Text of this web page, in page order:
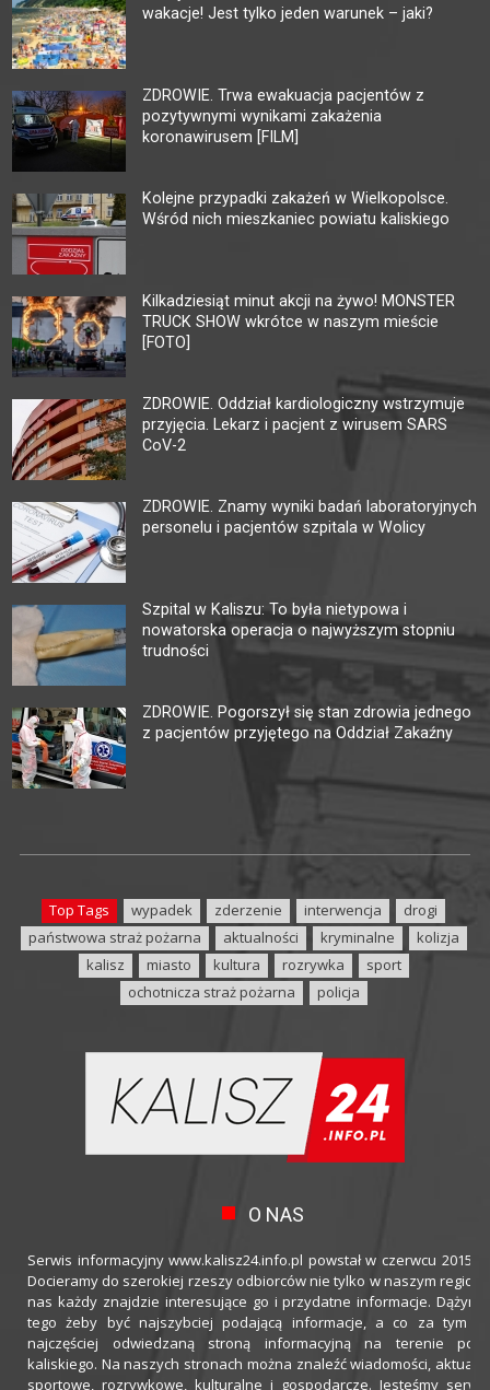
wakacje! Jest tylko jeden warunek – jaki?
ZDROWIE. Trwa ewakuacja pacjentów z
pozytywnymi wynikami zakażenia
koronawirusem [FILM]
Kolejne przypadki zakażeń w Wielkopolsce.
Wśród nich mieszkaniec powiatu kaliskiego
Kilkadziesiąt minut akcji na żywo! MONSTER
TRUCK SHOW wkrótce w naszym mieście
[FOTO]
ZDROWIE. Oddział kardiologiczny wstrzymuje
przyjęcia. Lekarz i pacjent z wirusem SARS
CoV-2
ZDROWIE. Znamy wyniki badań laboratoryjnych
personelu i pacjentów szpitala w Wolicy
Szpital w Kaliszu: To była nietypowa i
nowatorska operacja o najwyższym stopniu
trudności
ZDROWIE. Pogorszył się stan zdrowia jednego
z pacjentów przyjętego na Oddział Zakaźny
Top Tags wypadek zderzenie interwencja
drogi
państwowa straż pożarna
aktualności kryminalne
kolizja
kalisz
miasto kultura rozrywka
sport
ochotnicza straż pożarna
policja
O NAS
Serwis informacyjny www.kalisz24.info.pl powstał w czerwcu 2015
Docieramy do szerokiej rzeszy odbiorców nie tylko w naszym
nas każdy znajdzie interesujące go i przydatne informacje.
tego żeby być najszybciej podającą informacje, a co za tym
najczęściej odwiedzaną stroną informacyjną na terenie
kaliskiego. Na naszych stronach można znaleźć wiadomości,
sportowe, rozrywkowe, kulturalne i gospodarcze. Jesteśmy